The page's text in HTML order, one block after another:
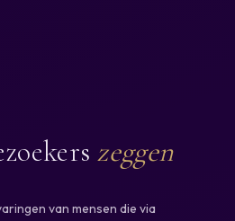
zeggen
van mensen die via